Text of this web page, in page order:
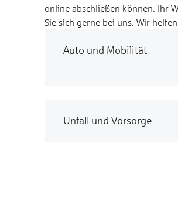
online abschließen können. Ihr
Sie sich gerne bei uns. Wir
Auto und Mobilität
Unfall und Vorsorge